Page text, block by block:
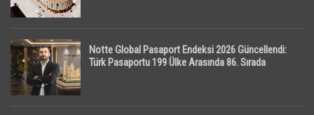
Notte Global Pasaport Endeksi 2026 Güncellendi:
Türk Pasaportu 199 Ülke Arasında 86. Sırada